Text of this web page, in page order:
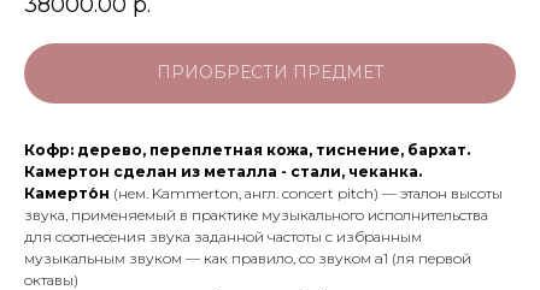
ПРИОБРЕСТИ ПРЕДМЕТ
Кофр: дерево, переплетная кожа, тиснение, бархат.
Камертон сделан из металла - стали, чеканка.
Камерто́н (нем. Kammerton, англ. concert pitch) — эталон высоты
звука, применяемый в практике музыкального исполнительства
для соотнесения звука заданной частоты с избранным
музыкальным звуком — как правило, со звуком a1 (ля первой
октавы)